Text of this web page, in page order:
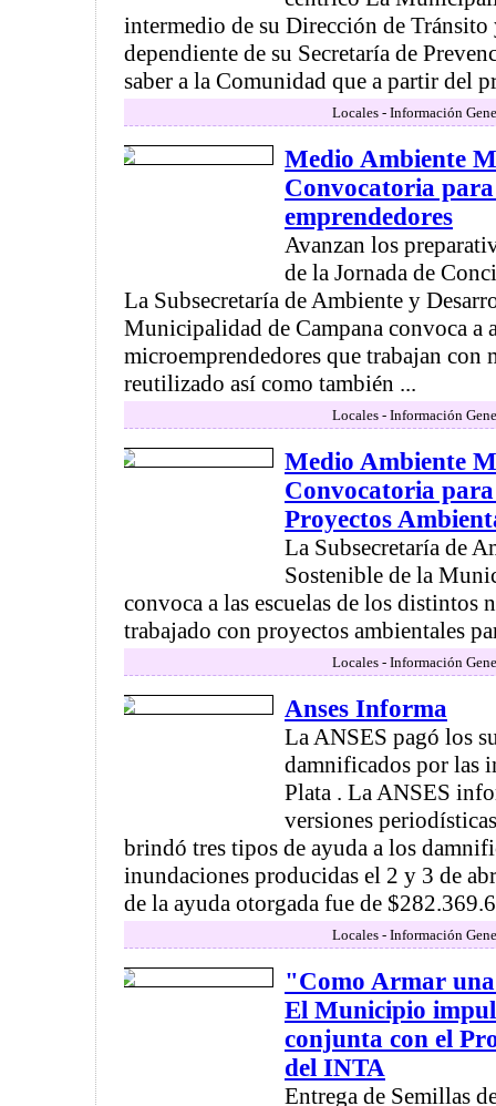
intermedio de su Dirección de Tránsito
dependiente de su Secretaría de
saber a la Comunidad que a partir del
Locales - Información
Medio Ambiente
Convocatoria
emprendedores
Avanzan los
de la Jornada de
La Subsecretaría de Ambiente y
Municipalidad de Campana convoca a
microemprendedores que trabajan con
reutilizado así como también ...
Locales - Información
Medio Ambiente
Convocatoria para
Proyectos
La Subsecretaría de
Sostenible de la
convoca a las escuelas de los distintos
trabajado con proyectos ambientales
Locales - Información
Anses Informa
La ANSES pagó los
damnificados por las
Plata . La ANSES
versiones
brindó tres tipos de ayuda a los
inundaciones producidas el 2 y 3 de
de la ayuda otorgada fue de
Locales - Información
"Como Armar
El Municipio
conjunta con el
del INTA
Entrega de Semillas